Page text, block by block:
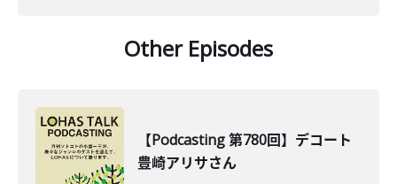
Other Episodes
【Podcasting 第780回】デコート
豊崎アリサさん